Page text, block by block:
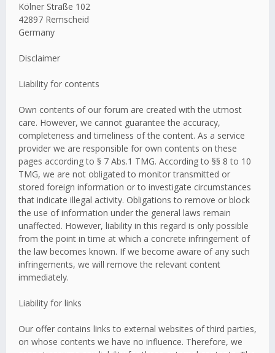
Kölner Straße 102
42897 Remscheid
Germany
Disclaimer
Liability for contents
Own contents of our forum are created with the utmost
care. However, we cannot guarantee the accuracy,
completeness and timeliness of the content. As a service
provider we are responsible for own contents on these
pages according to § 7 Abs.1 TMG. According to §§ 8 to 10
TMG, we are not obligated to monitor transmitted or
stored foreign information or to investigate circumstances
that indicate illegal activity. Obligations to remove or block
the use of information under the general laws remain
unaffected. However, liability in this regard is only possible
from the point in time at which a concrete infringement of
the law becomes known. If we become aware of any such
infringements, we will remove the relevant content
immediately.
Liability for links
Our offer contains links to external websites of third parties,
on whose contents we have no influence. Therefore, we